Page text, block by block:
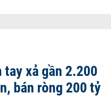
tay xả gần 2.200
bán ròng 200 tỷ